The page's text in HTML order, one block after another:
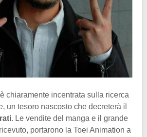
chiaramente incentrata sulla ricerca
, un tesoro nascosto che decreterà il
. Le vendite del manga e il grande
portarono la Toei Animation a